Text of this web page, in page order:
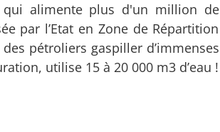
qui alimente plus d'un million de
par l’Etat en Zone de Répartition
pétroliers gaspiller d’immenses
utilise 15 à 20 000 m3 d’eau !